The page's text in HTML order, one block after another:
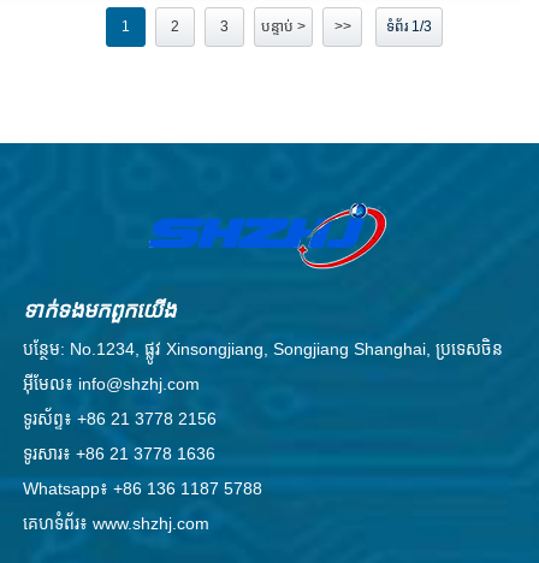
1 2 3 បន្ទាប់ > >> ទំព័រ 1/3
ទាក់ទង​មក​ពួក​យើង
បន្ថែម: No.1234, ផ្លូវ Xinsongjiang, Songjiang Shanghai, ប្រទេសចិន
អ៊ីមែល៖ info@shzhj.com
ទូរស័ព្ទ៖ +86 21 3778 2156
ទូរសារ៖ +86 21 3778 1636
Whatsapp៖ +86 136 1187 5788
គេហទំព័រ៖ www.shzhj.com